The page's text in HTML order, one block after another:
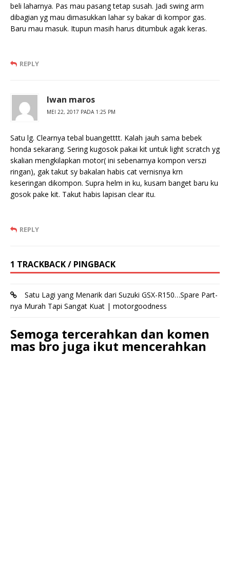
beli laharnya. Pas mau pasang tetap susah. Jadi swing arm
dibagian yg mau dimasukkan lahar sy bakar di kompor gas.
Baru mau masuk. Itupun masih harus ditumbuk agak keras.
REPLY
Iwan maros
MEI 22, 2017 PADA 1:25 PM
Satu lg. Clearnya tebal buangetttt. Kalah jauh sama bebek
honda sekarang. Sering kugosok pakai kit untuk light scratch yg
skalian mengkilapkan motor( ini sebenarnya kompon verszi
ringan), gak takut sy bakalan habis cat vernisnya krn
keseringan dikompon. Supra helm in ku, kusam banget baru ku
gosok pake kit. Takut habis lapisan clear itu.
REPLY
1 TRACKBACK / PINGBACK
Satu Lagi yang Menarik dari Suzuki GSX-R150…Spare Part-
nya Murah Tapi Sangat Kuat | motorgoodness
Semoga tercerahkan dan komen
mas bro juga ikut mencerahkan